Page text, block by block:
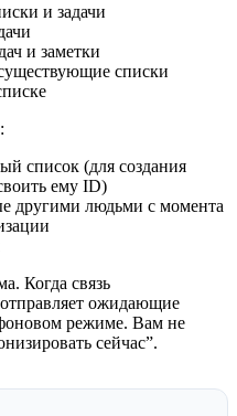
и задачи
и заметки
списки
список (для создания
ему ID)
другими людьми с момента
Когда связь
ожидающие
режиме. Вам не
сейчас”.